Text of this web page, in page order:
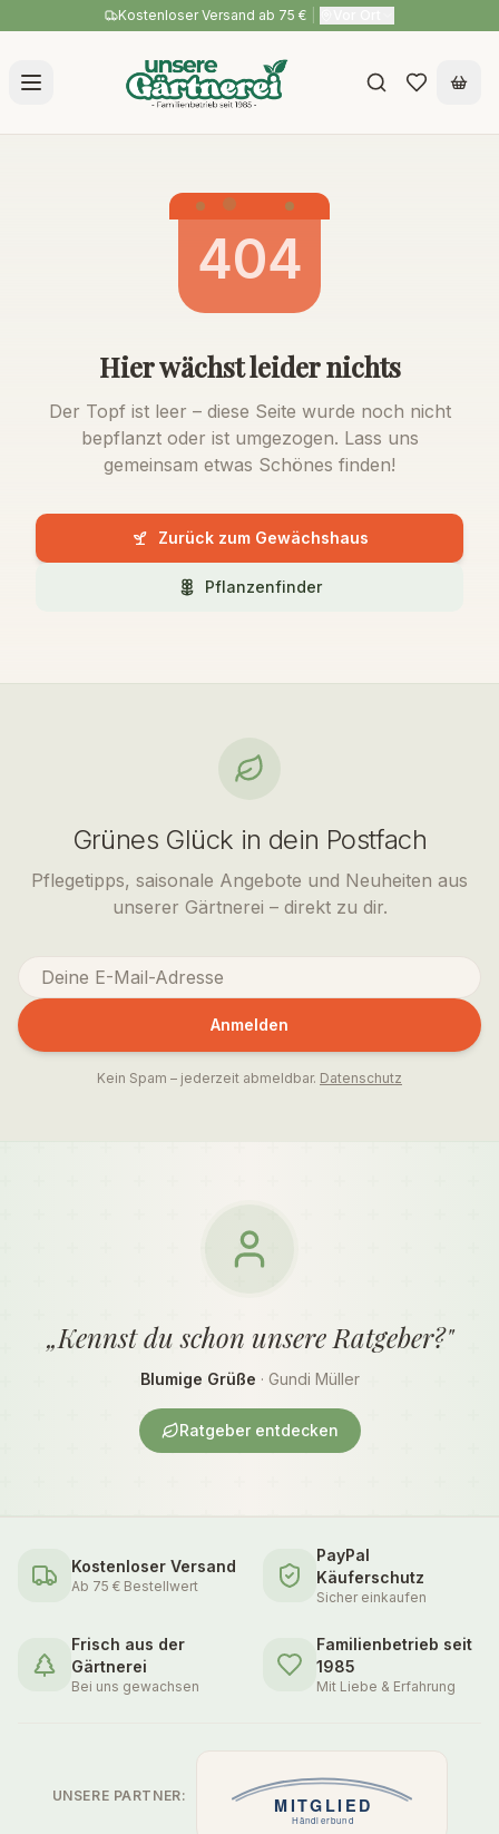
Kostenloser Versand ab 75 €
404
Hier wächst leider nichts
Der Topf ist leer – diese Seite wurde noch nicht
bepflanzt oder ist umgezogen. Lass uns
gemeinsam etwas Schönes finden!
Zurück zum Gewächshaus
Pflanzenfinder
Grünes Glück in dein Postfach
Pflegetipps, saisonale Angebote und Neuheiten aus
unserer Gärtnerei – direkt zu dir.
Anmelden
Kein Spam – jederzeit abmeldbar. Datenschutz
„Kennst du schon unsere Ratgeber?"
Blumige Grüße · Gundi Müller
Ratgeber entdecken
Kostenloser Versand
Ab 75 € Bestellwert
PayPal
Käuferschutz
Sicher einkaufen
Frisch aus der
Gärtnerei
Bei uns gewachsen
Familienbetrieb seit
1985
Mit Liebe & Erfahrung
UNSERE PARTNER: